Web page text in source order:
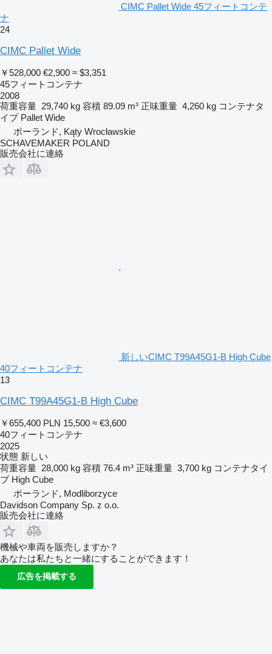
CIMC Pallet Wide 45フィートコンテ
ナ
24
CIMC Pallet Wide
￥528,000 €2,900 ≈ $3,351
45フィートコンテナ
2008
荷重容量 29,740 kg 容積 89.09 m³ 正味重量 4,260 kg コンテナタ
イプ Pallet Wide
ポーランド, Kąty Wrocławskie
SCHAVEMAKER POLAND
販売会社に連絡
新しいCIMC T99A45G1-B High Cube
40フィートコンテナ
13
CIMC T99A45G1-B High Cube
￥655,400 PLN 15,500 ≈ €3,600
40フィートコンテナ
2025
状態 新しい
荷重容量 28,000 kg 容積 76.4 m³ 正味重量 3,700 kg コンテナタイ
プ High Cube
ポーランド, Modliborzyce
Davidson Company Sp. z o.o.
販売会社に連絡
機械や車両を販売しますか？
あなたは私たちと一緒にすることができます！
広告を掲載する